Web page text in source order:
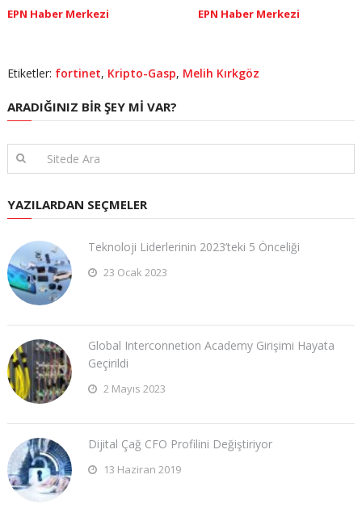
EPN Haber Merkezi EPN Haber Merkezi
Etiketler: fortinet, Kripto-Gasp, Melih Kırkgöz
ARADIĞINIZ BIR ŞEY MI VAR?
YAZILARDAN SEÇMELER
Teknoloji Liderlerinin 2023’teki 5 Önceliği
23 Ocak 2023
Global Interconnetion Academy Girişimi Hayata
Geçirildi
2 Mayıs 2023
Dijital Çağ CFO Profilini Değiştiriyor
13 Haziran 2019